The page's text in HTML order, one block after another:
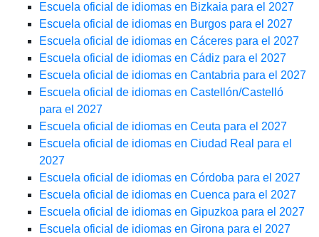
Escuela oficial de idiomas en Bizkaia para el 2027
Escuela oficial de idiomas en Burgos para el 2027
Escuela oficial de idiomas en Cáceres para el 2027
Escuela oficial de idiomas en Cádiz para el 2027
Escuela oficial de idiomas en Cantabria para el 2027
Escuela oficial de idiomas en Castellón/Castelló
para el 2027
Escuela oficial de idiomas en Ceuta para el 2027
Escuela oficial de idiomas en Ciudad Real para el
2027
Escuela oficial de idiomas en Córdoba para el 2027
Escuela oficial de idiomas en Cuenca para el 2027
Escuela oficial de idiomas en Gipuzkoa para el 2027
Escuela oficial de idiomas en Girona para el 2027